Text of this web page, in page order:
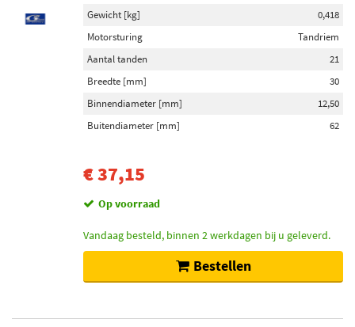
Gewicht [kg]
0,418
Motorsturing
Tandriem
Aantal tanden
21
Breedte [mm]
30
Binnendiameter [mm]
12,50
Buitendiameter [mm]
62
€ 37,15
Op voorraad
Vandaag besteld, binnen 2 werkdagen bij u geleverd.
Bestellen